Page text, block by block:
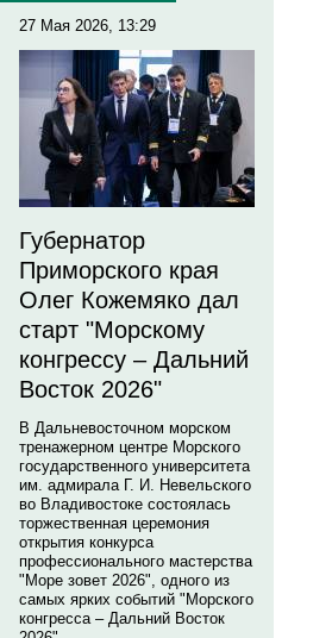
27 Мая 2026, 13:29
Губернатор
Приморского края
Олег Кожемяко дал
старт "Морскому
конгрессу – Дальний
Восток 2026"
В Дальневосточном морском
тренажерном центре Морского
государственного университета
им. адмирала Г. И. Невельского
во Владивостоке состоялась
торжественная церемония
открытия конкурса
профессионального мастерства
"Море зовет 2026", одного из
самых ярких событий "Морского
конгресса – Дальний Восток